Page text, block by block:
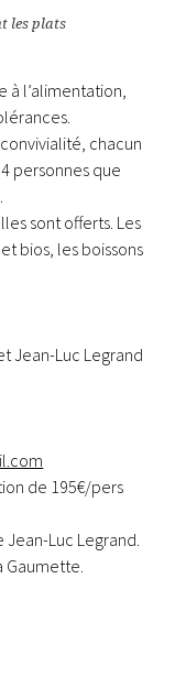
les plats
à l’alimentation,
chacun
personnes que
sont offerts. Les
bios, les boissons
Jean-­Luc Legrand
de 195€/pers
Jean-­Luc Legrand.
Gaumette.